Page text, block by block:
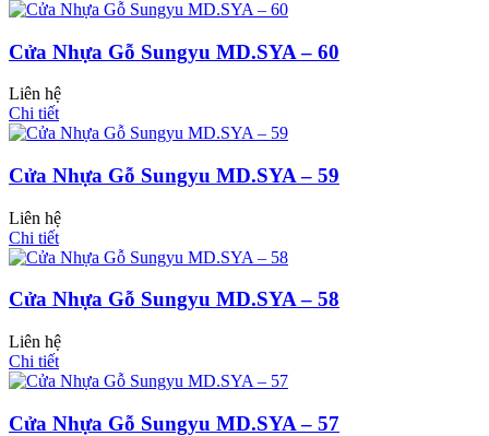
Cửa Nhựa Gỗ Sungyu MD.SYA – 60
Liên hệ
Chi tiết
Cửa Nhựa Gỗ Sungyu MD.SYA – 59
Liên hệ
Chi tiết
Cửa Nhựa Gỗ Sungyu MD.SYA – 58
Liên hệ
Chi tiết
Cửa Nhựa Gỗ Sungyu MD.SYA – 57